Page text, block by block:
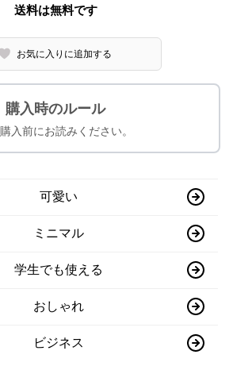
送料は無料です
お気に入りに追加する
購入時のルール
入前にお読みください。
可愛い
ミニマル
学生でも使える
おしゃれ
ビジネス